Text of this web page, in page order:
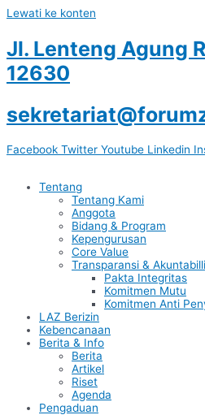
Lewati ke konten
Jl. Lenteng Agung
12630
Facebook Twitter Youtube Linkedin
Tentang
Tentang Kami
Anggota
Bidang & Program
Kepengurusan
Core Value
Transparansi &
Pakta Integritas
Komitmen Mutu
Komitmen Anti
LAZ Berizin
Kebencanaan
Berita & Info
Berita
Artikel
Riset
Agenda
Pengaduan